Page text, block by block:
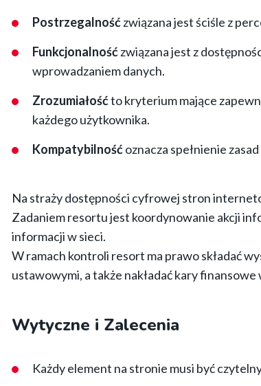
Postrzegalnośćzwiązana jest ściśle z
Funkcjonalnośćzwiązana jest z
wprowadzaniem danych.
Zrozumiałośćto kryterium mające
każdego użytkownika.
Kompatybilnośćoznacza spełnienie
Na straży dostępności cyfrowej stron
Zadaniem resortu jest koordynowanie akcji
informacji w sieci.
W ramach kontroli resort ma prawo składać
ustawowymi, a także nakładać kary
Wytyczne i Zalecenia
Każdy element na stronie musi być